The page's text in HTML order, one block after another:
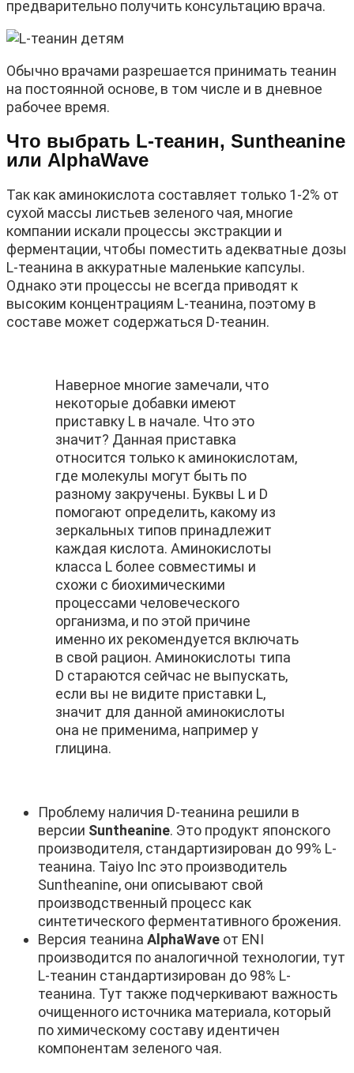
предварительно получить консультацию врача.
Обычно врачами разрешается принимать теанин
на постоянной основе, в том числе и в дневное
рабочее время.
Что выбрать L-теанин, Suntheanine
или AlphaWave
Так как аминокислота составляет только 1-2% от
сухой массы листьев зеленого чая, многие
компании искали процессы экстракции и
ферментации, чтобы поместить адекватные дозы
L-теанина в аккуратные маленькие капсулы.
Однако эти процессы не всегда приводят к
высоким концентрациям L-теанина, поэтому в
составе может содержаться D-теанин.
Наверное многие замечали, что
некоторые добавки имеют
приставку L в начале. Что это
значит? Данная приставка
относится только к аминокислотам,
где молекулы могут быть по
разному закручены. Буквы L и D
помогают определить, какому из
зеркальных типов принадлежит
каждая кислота. Аминокислоты
класса L более совместимы и
схожи с биохимическими
процессами человеческого
организма, и по этой причине
именно их рекомендуется включать
в свой рацион. Аминокислоты типа
D стараются сейчас не выпускать,
если вы не видите приставки L,
значит для данной аминокислоты
она не применима, например у
глицина.
Проблему наличия D-теанина решили в
версии Suntheanine. Это продукт японского
производителя, стандартизирован до 99% L-
теанина. Taiyo Inc это производитель
Suntheanine, они описывают свой
производственный процесс как
синтетического ферментативного брожения.
Версия теанина AlphaWave от ENI
производится по аналогичной технологии, тут
L-теанин стандартизирован до 98% L-
теанина. Тут также подчеркивают важность
очищенного источника материала, который
по химическому составу идентичен
компонентам зеленого чая.